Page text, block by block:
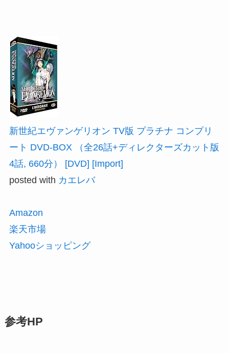
新世紀エヴァンゲリオン TV版 プラチナ コンプリ
ート DVD-BOX （全26話+ディレクターズカット版
4話, 660分） [DVD] [Import]
posted with カエレバ
Amazon
楽天市場
Yahooショッピング
参考HP